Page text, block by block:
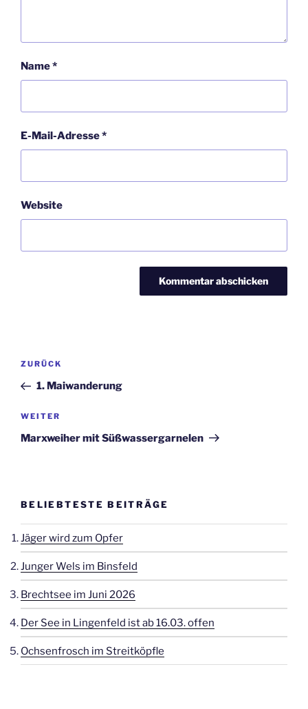
Name*
E-Mail-Adresse*
Website
Beitragsnavigation
Vorheriger
Beitrag
ZURÜCK
1. Maiwanderung
Nächster
Beitrag
WEITER
Marxweiher mit Süßwassergarnelen
BELIEBTESTE BEITRÄGE
Jäger wird zum Opfer
Junger Wels im Binsfeld
Brechtsee im Juni 2026
Der See in Lingenfeld ist ab 16.03. offen
Ochsenfrosch im Streitköpfle